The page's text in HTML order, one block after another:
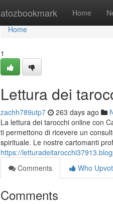
atozbookmark Home
Home
Home
1
Lettura dei
zachh789utp7 263 days ago
La lettura dei tarocchi online con
ti permettono di ricevere un
spirituale. Le nostre cartomanti
https://
Comments
Who
Comments